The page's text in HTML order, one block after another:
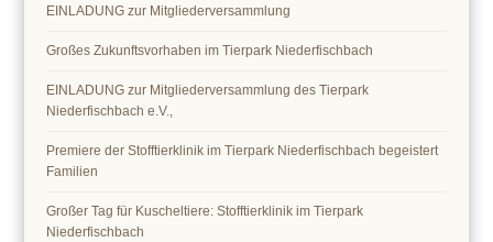
EINLADUNG zur Mitgliederversammlung
Großes Zukunftsvorhaben im Tierpark Niederfischbach
EINLADUNG zur Mitgliederversammlung des Tierpark
Niederfischbach e.V.,
Premiere der Stofftierklinik im Tierpark Niederfischbach begeistert
Familien
Großer Tag für Kuscheltiere: Stofftierklinik im Tierpark
Niederfischbach